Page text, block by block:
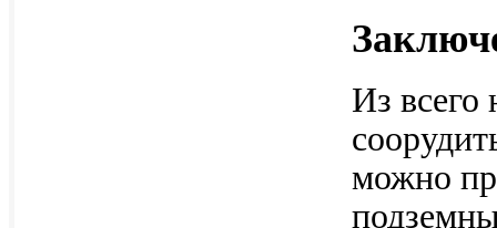
Из всего
можно